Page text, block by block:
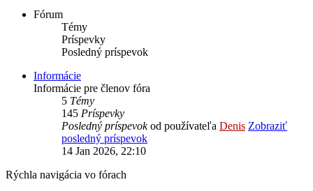
Fórum
Témy
Príspevky
Posledný príspevok
Informácie
Informácie pre členov fóra
5 Témy
145 Príspevky
Posledný príspevokod používateľa Denis Zobraziť
posledný príspevok
14 Jan 2026, 22:10
Rýchla navigácia vo fórach